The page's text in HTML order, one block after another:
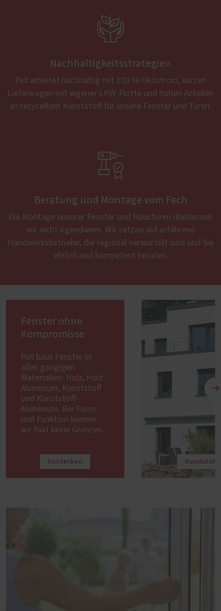

Nachhaltigkeitsstrategien
PaX arbeitet nachhaltig mit 100 % Ökostrom, kurzen
Lieferwegen mit eigener LKW-Flotte und hohen Anteilen
an recyceltem Kunststoff für unsere Fenster und Türen.

Beratung und Montage vom Fach
Die Montage unserer Fenster und Haustüren überlassen
wir nicht irgendwem. Wir setzen auf erfahrene
Handwerksbetriebe, die regional verwurzelt sind und Sie
ehrlich und kompetent beraten.
Fenster ohne
Kompromisse
PaX baut Fenster in
allen gängigen
Materialien: Holz, Holz-
Aluminium, Kunststoff
und Kunststoff-
Aluminium. Bei Form
und Funktion kennen
wir fast keine Grenzen.
Entdecken Kunststoff